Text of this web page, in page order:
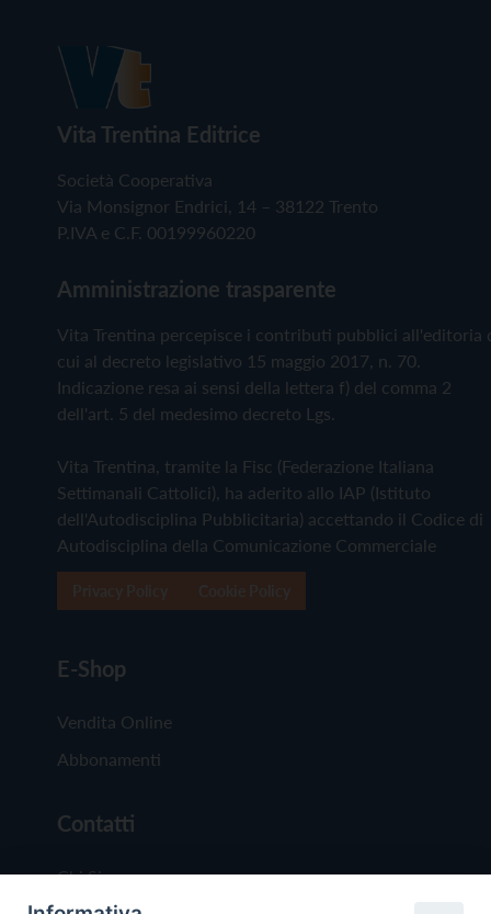
Vita Trentina Editrice
Società Cooperativa
Via Monsignor Endrici, 14 – 38122 Trento
P.IVA e C.F. 00199960220
Amministrazione trasparente
Vita Trentina percepisce i contributi pubblici all'editoria
cui al decreto legislativo 15 maggio 2017, n. 70.
Indicazione resa ai sensi della lettera f) del comma 2
dell'art. 5 del medesimo decreto Lgs.
Vita Trentina, tramite la Fisc (Federazione Italiana
Settimanali Cattolici), ha aderito allo IAP (Istituto
dell'Autodisciplina Pubblicitaria) accettando il Codice di
Autodisciplina della Comunicazione Commerciale
E-Shop
Vendita Online
Abbonamenti
Contatti
Chi Siamo